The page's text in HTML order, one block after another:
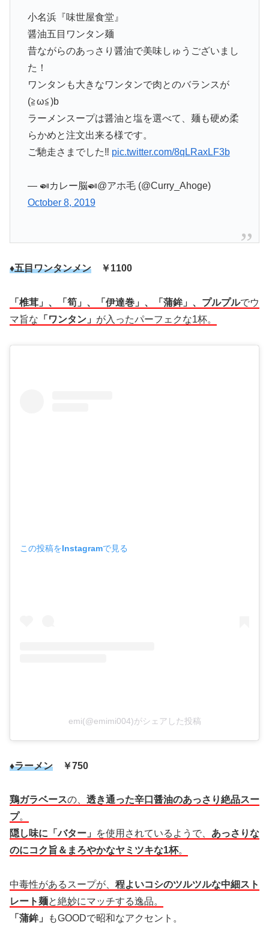
小名浜『味世屋食堂』
醤油五目ワンタン麺
昔ながらのあっさり醤油で美味しゅうございまし
た！
ワンタンも大きなワンタンで肉とのバランスが
(≧ω≦)b
ラーメンスープは醤油と塩を選べて、麺も硬め柔
らかめと注文出来る様です。
ご馳走さまでした‼️ pic.twitter.com/8qLRaxLF3b
— 🍛カレー脳🍛@アホ毛 (@Curry_Ahoge)
October 8, 2019
♦五目ワンタンメン ￥1100
「椎茸」、「筍」、「伊達巻」、「蒲鉾」、プルプルでウ
マ旨な 「ワンタン」 が入ったパーフェクな1杯。
この投稿をInstagramで見る
emi(@emimi004)がシェアした投稿
♦ラーメン ￥750
鶏ガラベースの、 透き通った辛口醤油のあっさり絶品スー
プ。
隠し味に「バター」
を使用されているようで、 あっさりな
のにコク旨＆まろやかなヤミツキな1杯。
中毒性があるスープが、 程よいコシのツルツルな中細スト
レート麺と絶妙にマッチする逸品。
「蒲鉾」
もGOODで昭和なアクセント。